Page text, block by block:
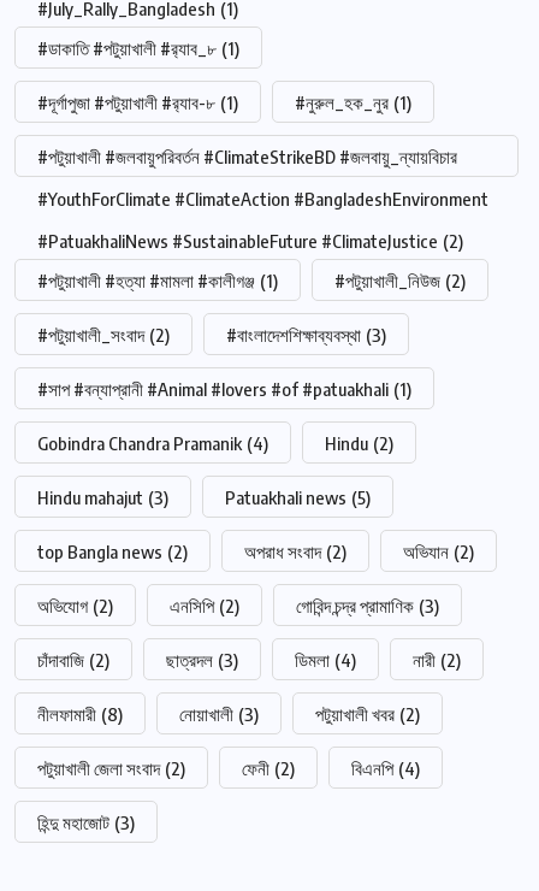
#July_Rally_Bangladesh (1)
#ডাকাতি #পটুয়াখালী #র‍্যাব_৮ (1)
#দূর্গাপুজা #পটুয়াখালী #র‍্যাব-৮ (1) #নুরুল_হক_নুর (1)
#পটুয়াখালী #জলবায়ুপরিবর্তন #ClimateStrikeBD #জলবায়ু_ন্যায়বিচার
#YouthForClimate #ClimateAction #BangladeshEnvironment
#PatuakhaliNews #SustainableFuture #ClimateJustice (2)
#পটুয়াখালী #হত্যা #মামলা #কালীগঞ্জ (1) #পটুয়াখালী_নিউজ (2)
#পটুয়াখালী_সংবাদ (2) #বাংলাদেশশিক্ষাব্যবস্থা (3)
#সাপ #বন্যাপ্রানী #Animal #lovers #of #patuakhali (1)
Gobindra Chandra Pramanik (4) Hindu (2)
Hindu mahajut (3) Patuakhali news (5)
top Bangla news (2) অপরাধ সংবাদ (2) অভিযান (2)
অভিযোগ (2) এনসিপি (2) গোবিন্দ চন্দ্র প্রামাণিক (3)
চাঁদাবাজি (2) ছাত্রদল (3) ডিমলা (4) নারী (2)
নীলফামারী (8) নোয়াখালী (3) পটুয়াখালী খবর (2)
পটুয়াখালী জেলা সংবাদ (2) ফেনী (2) বিএনপি (4)
হিন্দু মহাজোট (3)